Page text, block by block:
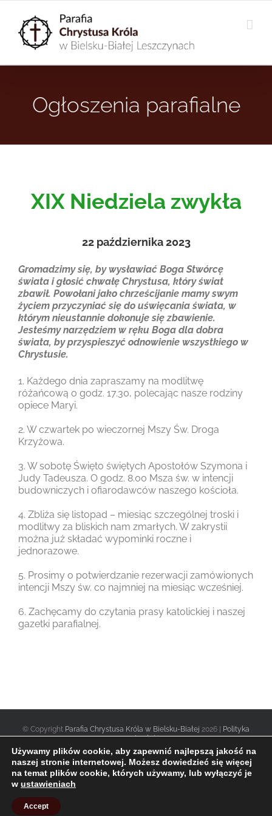
zawartości
Ogłoszenia parafialne
XIX Niedziela zwykła
22 października 2023
Gromadzimy się, by wysławiać Boga Stwórcę
świata i głosić chwałę Chrystusa, który świat
zbawił. Powołani jako chrześcijanie mamy swym
życiem przyczyniać się do uświęcania świata, w
którym nieustannie dokonuje się zbawienie.
Jesteśmy narzędziem w ręku Boga dla dobra
świata, by przyspieszyć odnowienie wszystkiego w
Chrystusie.
1. Każdego dnia zapraszamy na modlitwę
różańcową o godz. 17.30, polecając nasze rodziny
opiece Maryi.
2. W czwartek po wieczornej Mszy Św. Droga
Krzyżowa.
3. W sobotę Święto świętych Apostołów Szymona i
Judy Tadeusza. O godz. 8.00 Msza św. w intencji
budowniczych i ofiarodawców naszego kościoła.
4. Zbliża się listopad – miesiąc szczególnej troski i
modlitwy za bliskich nam zmarłych. W zakrystii
można już składać wypominki roczne i
jednorazowe.
5. Prosimy o potwierdzanie rezerwacji zamówionych
intencji Mszy św. co najmniej na miesiąc wcześniej.
6. Zachęcamy do czytania prasy katolickiej i naszej
gazetki parafialnej.
© Copyright Parafia Chrystusa Króla w Bielsku-Białej 2026 |
Polityka
prywatności|
Facebook Twitter Instagram
Używamy plików cookie, aby zapewnić najlepszą jakość na
naszej stronie internetowej. Możesz dowiedzieć się więcej
na temat plików cookie, których używamy, lub wyłączyć je
w ustawieniach
Accept